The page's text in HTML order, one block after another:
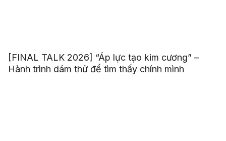
[FINAL TALK 2026] “Áp lực tạo kim cương” –
Hành trình dám thử để tìm thấy chính mình